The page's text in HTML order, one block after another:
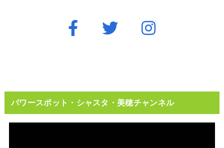
パワースポット・シャスタ・美穂チャンネル